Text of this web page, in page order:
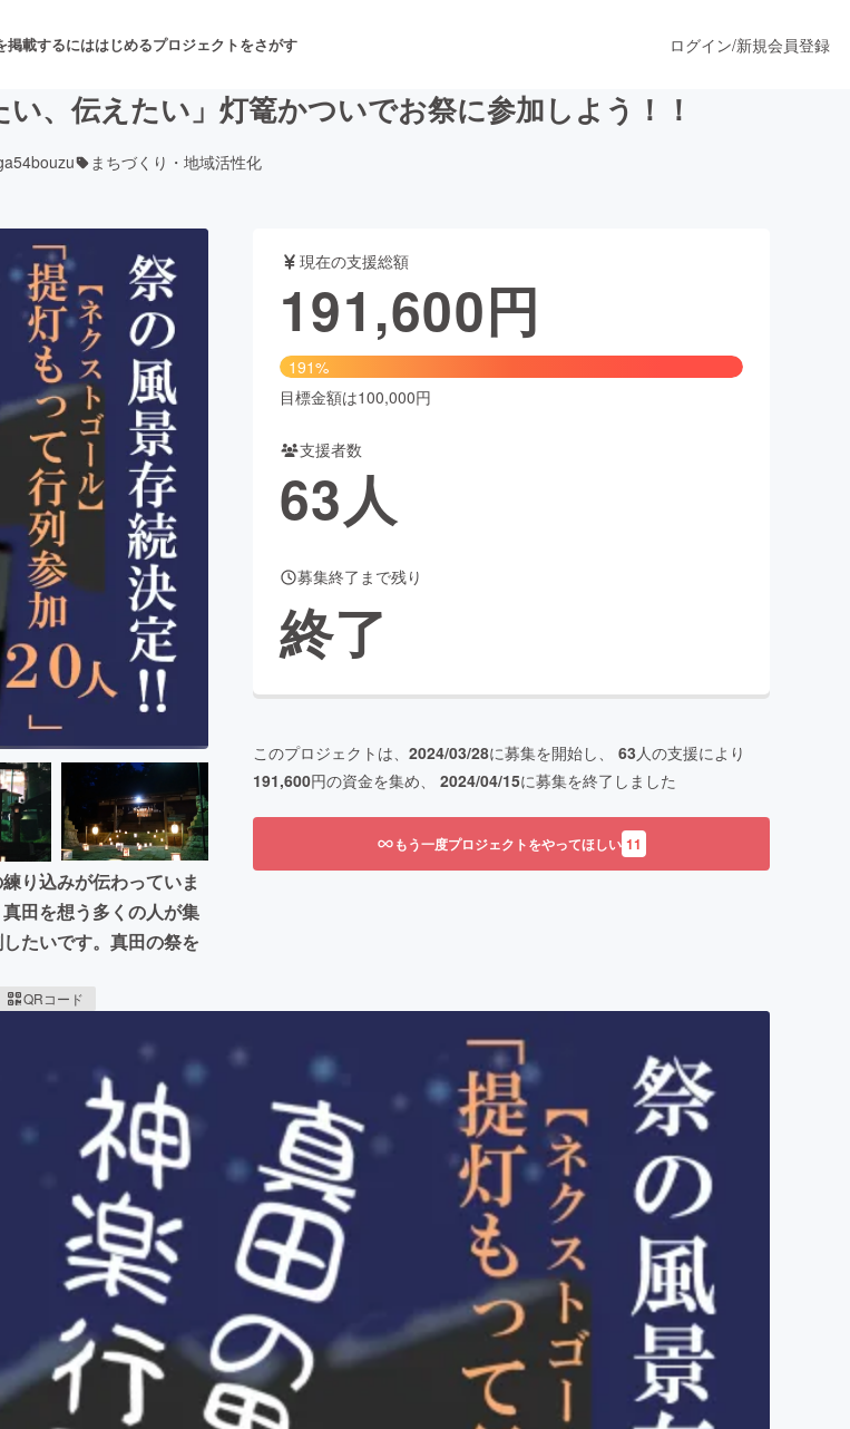
掲載するにははじめるプロジェクトをさがす
舞台・パフォーマンス
発 フード・飲食店 ファッション
アニメ・漫画
ビューティー・ヘルスケア
for Social Good CAMPFIRE Creation
ふるさと納税
machi-yaコミュニティ
ログイン/新規会員登録
、伝えたい」灯篭かついでお祭に参加しよう！！
まちづくり・地域活性化
り込みが伝わっていま
田を想う多くの人が集
たいです。真田の祭を
QRコード
現在の支援総額
191,600円
191%
目標金額は100,000円
支援者数
63人
募集終了まで残り
終了
このプロジェクトは、 2024/03/28に募集を開始し、 63人の支援により
191,600円の資金を集め、 2024/04/15に募集を終了しました
もう一度プロジェクトをやってほしい 11